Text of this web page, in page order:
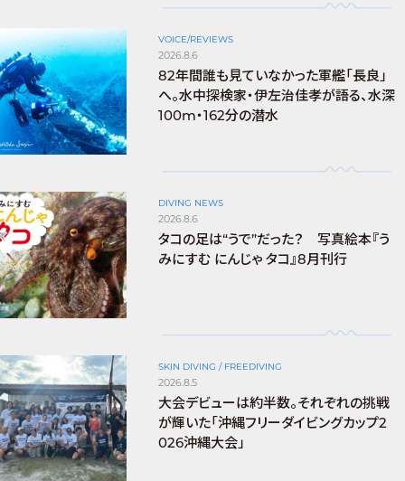
VOICE/REVIEWS
2026.8.6
82年間誰も見ていなかった軍艦「長良」
へ。水中探検家・伊左治佳孝が語る、水深
100m・162分の潜水
DIVING NEWS
2026.8.6
タコの足は“うで”だった？ 写真絵本『う
みにすむ にんじゃ タコ』8月刊行
SKIN DIVING / FREEDIVING
2026.8.5
大会デビューは約半数。それぞれの挑戦
が輝いた「沖縄フリーダイビングカップ2
026沖縄大会」